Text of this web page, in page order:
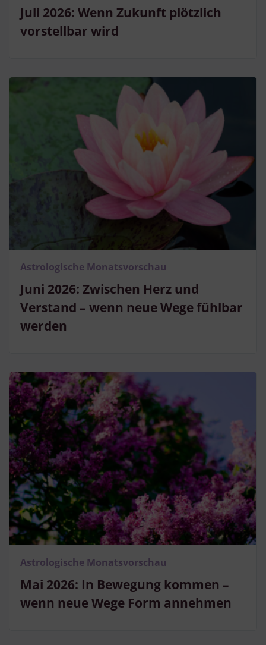
Juli 2026: Wenn Zukunft plötzlich
vorstellbar wird
Juni 2026: Zwischen Herz und
Verstand – wenn neue Wege fühlbar
werden
Astrologische Monatsvorschau
Mai 2026: In Bewegung kommen –
wenn neue Wege Form annehmen
Astrologische Monatsvorschau